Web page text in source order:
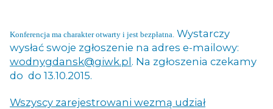
Konferencja ma charakter otwarty i jest bezpłatna. Wystarczy
wysłać swoje zgłoszenie na adres e-mailowy:
wodnygdansk@giwk.pl . Na zgłoszenia czekamy
do do 13.10.2015.
Wszyscy zarejestrowani wezmą udział